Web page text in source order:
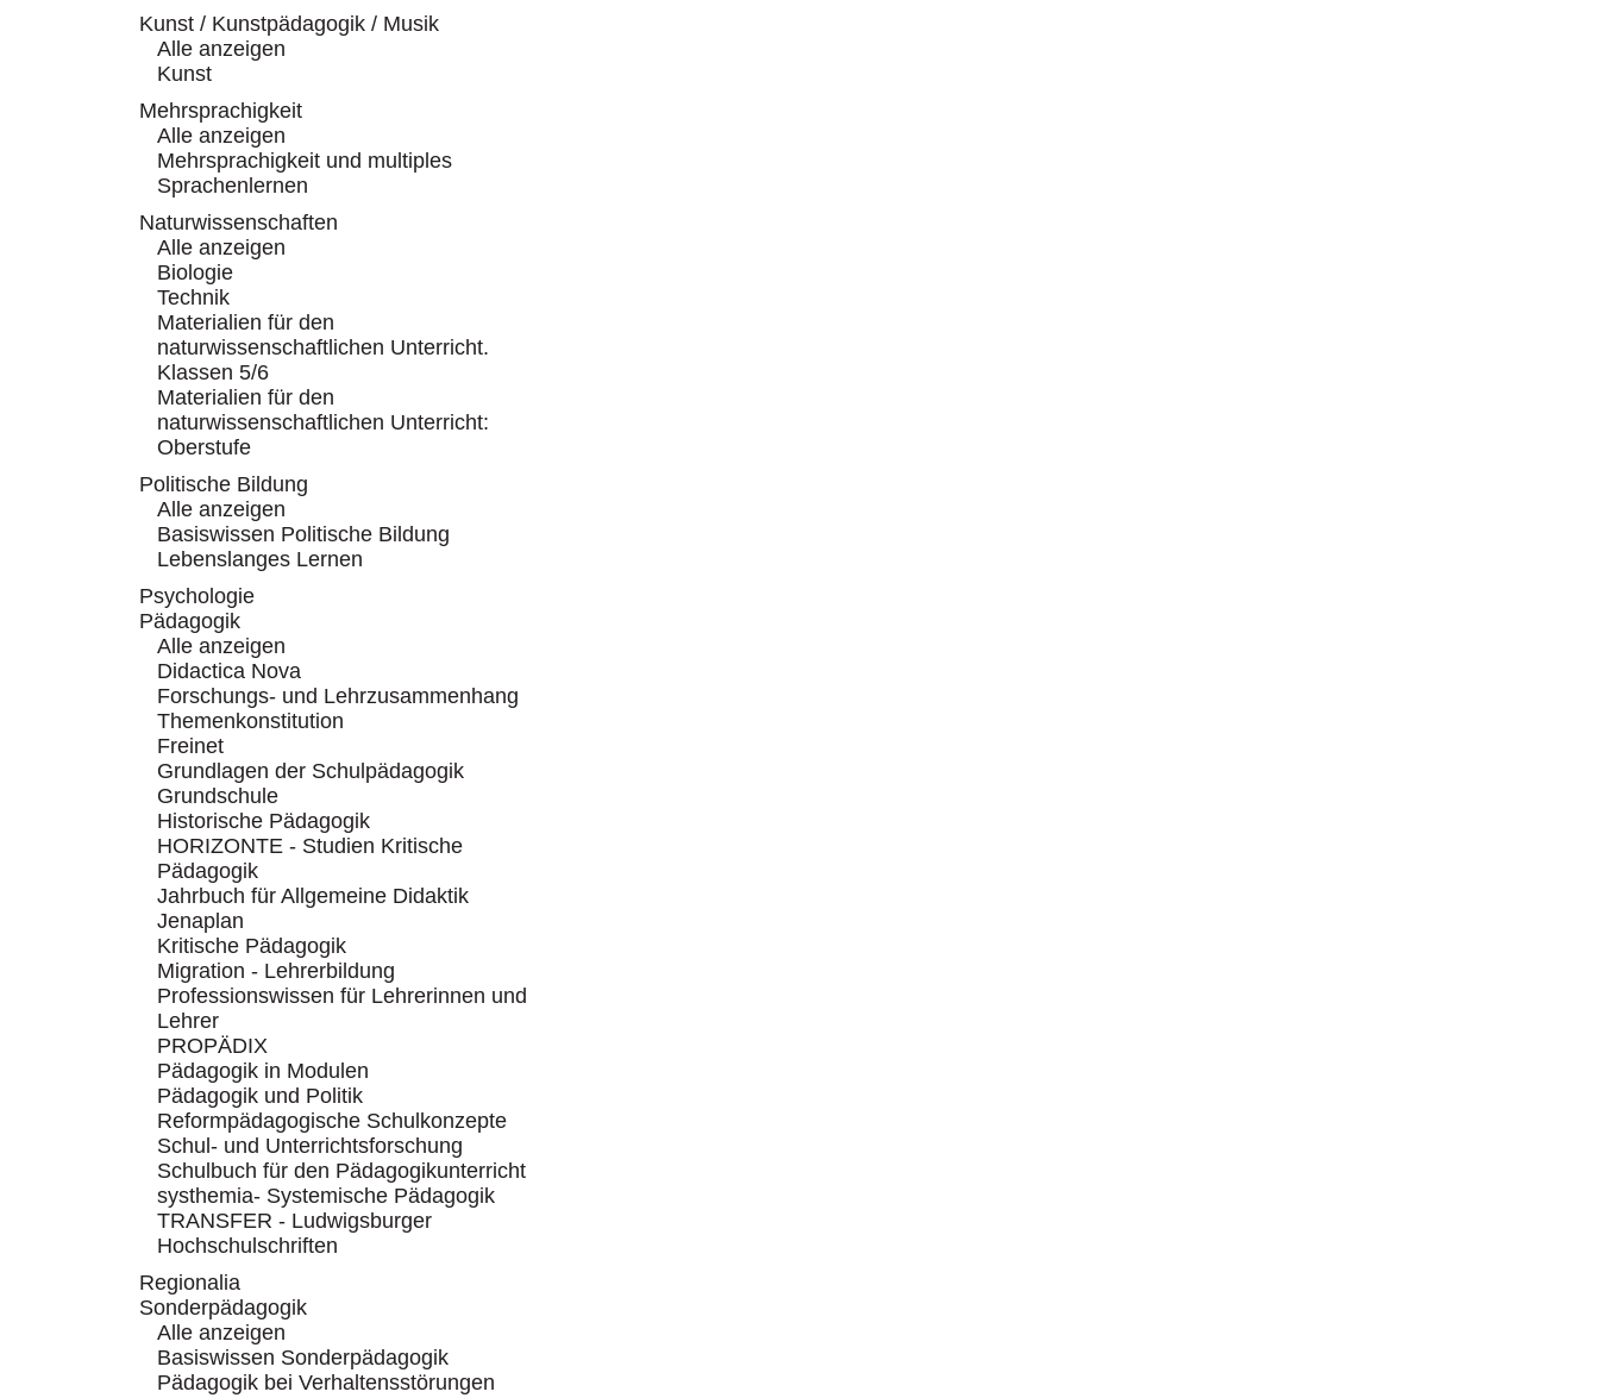
Kunst / Kunstpädagogik / Musik
Alle anzeigen
Kunst
Mehrsprachigkeit
Alle anzeigen
Mehrsprachigkeit und multiples
Sprachenlernen
Naturwissenschaften
Alle anzeigen
Biologie
Technik
Materialien für den
naturwissenschaftlichen Unterricht.
Klassen 5/6
Materialien für den
naturwissenschaftlichen Unterricht:
Oberstufe
Politische Bildung
Alle anzeigen
Basiswissen Politische Bildung
Lebenslanges Lernen
Psychologie
Pädagogik
Alle anzeigen
Didactica Nova
Forschungs- und Lehrzusammenhang
Themenkonstitution
Freinet
Grundlagen der Schulpädagogik
Grundschule
Historische Pädagogik
HORIZONTE - Studien Kritische
Pädagogik
Jahrbuch für Allgemeine Didaktik
Jenaplan
Kritische Pädagogik
Migration - Lehrerbildung
Professionswissen für Lehrerinnen und
Lehrer
PROPÄDIX
Pädagogik in Modulen
Pädagogik und Politik
Reformpädagogische Schulkonzepte
Schul- und Unterrichtsforschung
Schulbuch für den Pädagogikunterricht
systhemia- Systemische Pädagogik
TRANSFER - Ludwigsburger
Hochschulschriften
Regionalia
Sonderpädagogik
Alle anzeigen
Basiswissen Sonderpädagogik
Pädagogik bei Verhaltensstörungen